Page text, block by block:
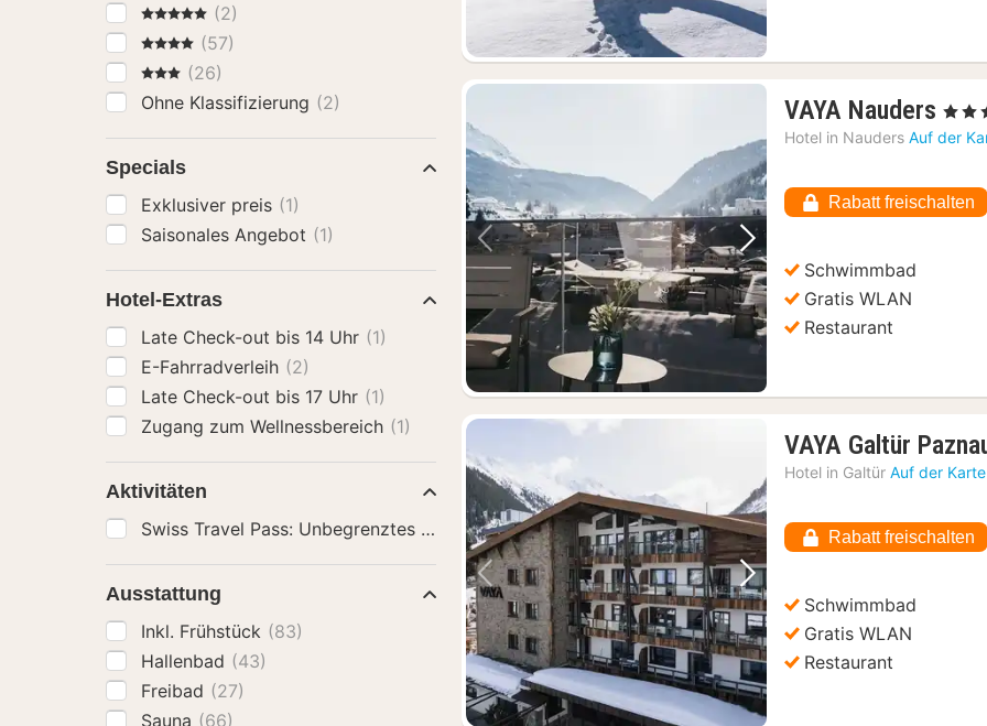
Vorheriges Bild Nächstes Bild
VAYA Nauders 1
€
, 4
Hotel in Nauders Auf der
Rabatt freischalten
Schwimmbad
Gratis WLAN
Restaurant
Vorheriges Bild Nächstes Bild
VAYA Galtür
Hotel in Galtür Auf der
Rabatt freischalten
Schwimmbad
Gratis WLAN
Restaurant
5 Sterne (2)
4 Sterne(57)
3 Sterne
(26)
Ohne Klassifizierung (2)
Specials
Exklusiver preis (1)
Saisonales Angebot (1)
Hotel-Extras
Late Check-out bis 14 Uhr (1)
E-Fahrradverleih (2)
Late Check-out bis 17 Uhr (1)
Zugang zum Wellnessbereich (1)
Aktivitäten
Swiss Travel Pass: Unbegrenztes Reisen mit Zug, Bus und Schiff(1)
Ausstattung
Inkl. Frühstück (83)
Hallenbad (43)
Freibad (27)
Sauna (66)